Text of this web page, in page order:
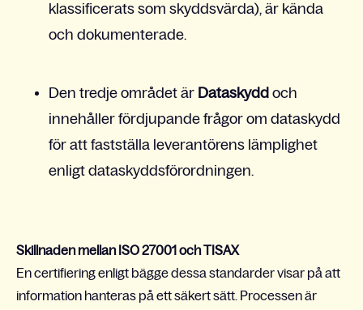
klassificerats som skyddsvärda), är kända
och dokumenterade.
Den tredje området är Dataskydd och
innehåller fördjupande frågor om dataskydd
för att fastställa leverantörens lämplighet
enligt dataskyddsförordningen.
Skillnaden mellan ISO 27001 och TISAX
En certifiering enligt bägge dessa standarder visar på att
information hanteras på ett säkert sätt. Processen är